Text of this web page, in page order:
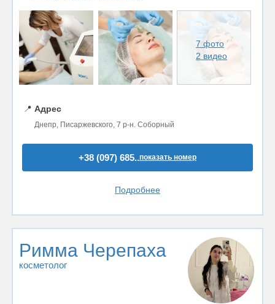
7 фото
2 видео
📍 Адрес
Днепр, Писаржевского, 7 р-н. Соборный
+38 (097) 685..показать номер
Подробнее
Римма Черепаха
косметолог